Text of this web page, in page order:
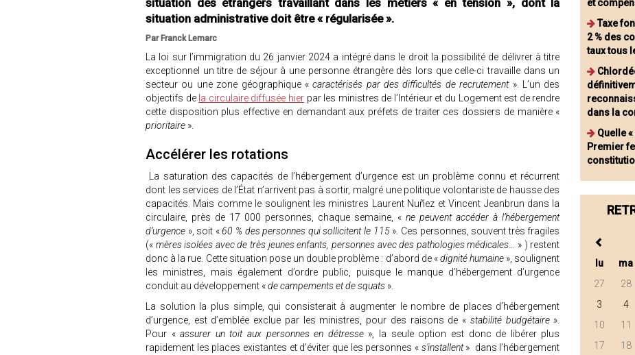
situation des étrangers travaillant dans les métiers « en tension », dont la
situation administrative doit être « régularisée ».
Par Franck Lemarc
La loi sur l’immigration du 26 janvier 2024 a intégré dans le droit la possibilité de délivrer à titre
exceptionnel un titre de séjour à une personne étrangère dès lors que celle-ci travaille dans un
secteur ou une zone géographique «caractérisés par des difficultés de recrutement ». L’un des
objectifs de la circulaire diffusée hierpar les ministres de l’Intérieur et du Logement est de rendre
cette disposition plus effective en demandant aux préfets de traiter ces dossiers de manière «
prioritaire ».
Accélérer les rotations
La saturation des capacités de l’hébergement d’urgence est un problème connu et récurrent
dont les services de l’État n’arrivent pas à sortir, malgré une politique volontariste de hausse des
capacités. Mais comme le soulignent les ministres Laurent Nuñez et Vincent Jeanbrun dans la
circulaire, près de 17 000 personnes, chaque semaine, « ne peuvent accéder à l’hébergement
d’urgence », soit «60 % des personnes qui sollicitent le 115 ». Ces personnes, souvent très fragiles
(« mères isolées avec de très jeunes enfants, personnes avec des pathologies médicales … » ) restent
donc à la rue. Cette situation pose un double problème : d’abord de «dignité humaine », soulignent
les ministres, mais également d’ordre public, puisque le manque d’hébergement d’urgence
conduit au développement «de campements et de squats ».
La solution la plus simple, qui consisterait à augmenter le nombre de places d’hébergement
d’urgence, est d’emblée exclue par les ministres, pour des raisons de « stabilité budgétaire ».
Pour «assurer un toit aux personnes en détresse», la seule option est donc de libérer plus
rapidement les places existantes et d’éviter que les personnes « s’installent» dans l’hébergement
et
Taxe
2 % des
taux tous
dans la
Quelle
Premier
lu
ma
27
28
3
4
10
11
17
18